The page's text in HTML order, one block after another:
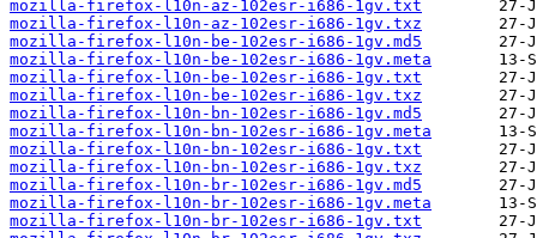
mozilla-firefox-l10n-az-102esr-i686-1gv.txt
mozilla-firefox-l10n-az-102esr-i686-1gv.txz
mozilla-firefox-l10n-be-102esr-i686-1gv.md5
mozilla-firefox-l10n-be-102esr-i686-1gv.meta
mozilla-firefox-l10n-be-102esr-i686-1gv.txt
mozilla-firefox-l10n-be-102esr-i686-1gv.txz
mozilla-firefox-l10n-bn-102esr-i686-1gv.md5
mozilla-firefox-l10n-bn-102esr-i686-1gv.meta
mozilla-firefox-l10n-bn-102esr-i686-1gv.txt
mozilla-firefox-l10n-bn-102esr-i686-1gv.txz
mozilla-firefox-l10n-br-102esr-i686-1gv.md5
mozilla-firefox-l10n-br-102esr-i686-1gv.meta
mozilla-firefox-l10n-br-102esr-i686-1gv.txt